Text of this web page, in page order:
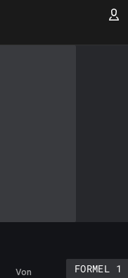
Von
FORMEL 1